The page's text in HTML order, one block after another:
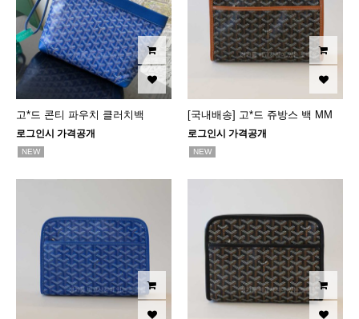
고*드 콘티 파우치 클러치백
로그인시 가격공개
NEW
[국내배송] 고*드 쥬방스 백 MM
로그인시 가격공개
NEW